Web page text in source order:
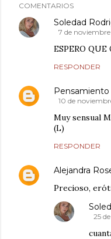
COMENTARIOS
Soledad
7 de noviembre
ESPERO QUE
RESPONDER
Pensamiento
10 de
Muy sensual
(L)
RESPONDER
Alejandra
Precioso,
25